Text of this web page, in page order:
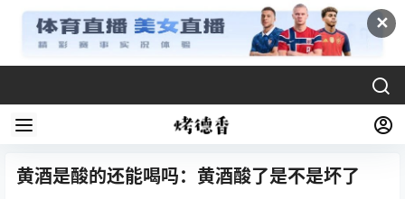
✕
黄酒是酸的还能喝吗：黄酒酸了是不是坏了